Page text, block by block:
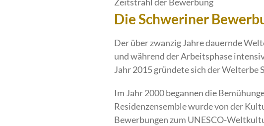
Die Schweriner
Der über zwanzig Jahre dauernde
und während der Arbeitsphase
Jahr 2015 gründete sich der Welterbe
Im Jahr 2000 begannen die
Residenzensemble wurde von der
Bewerbungen zum UNESCO-